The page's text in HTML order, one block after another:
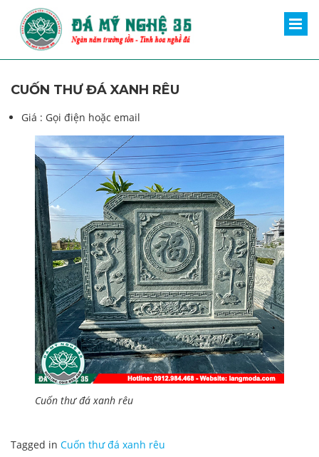
CUỐN THƯ ĐÁ XANH RÊU
Giá : Gọi điện hoặc email
Cuốn thư đá xanh rêu
Tagged in Cuốn thư đá xanh rêu